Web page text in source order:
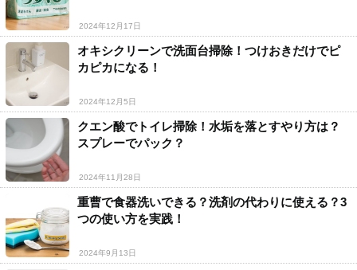
2024年12月17日
オキシクリーンで洗面台掃除！つけおきだけでピ
カピカになる！
2024年12月5日
クエン酸でトイレ掃除！水垢を落とすやり方は？
スプレーでパック？
2024年11月28日
重曹で食器洗いできる？洗剤の代わりに使える？3
つの使い方を実践！
2024年9月13日